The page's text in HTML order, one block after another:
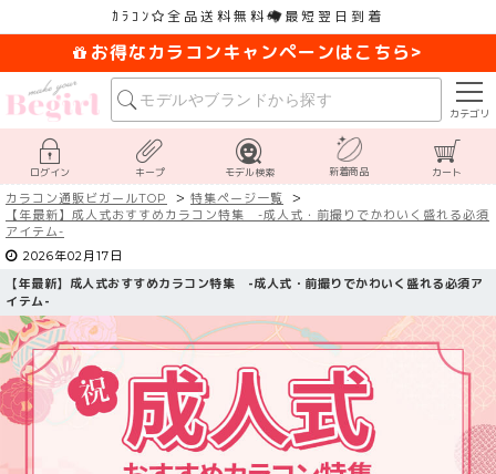
ｶﾗｺﾝ 全品送料無料 最短翌日到着
お得なカラコンキャンペーンはこちら>
カテゴリ
ログイン キープ モデル検索 新着商品 カート
カラコン通販ビガールTOP
特集ページ一覧
【 年最新】成人式おすすめカラコン特集 -成人式・前撮りでかわいく盛れる必須
アイテム-
2026年02月17日
【年最新】成人式おすすめカラコン特集 -成人式・前撮りでかわいく盛れる必須ア
イテム-